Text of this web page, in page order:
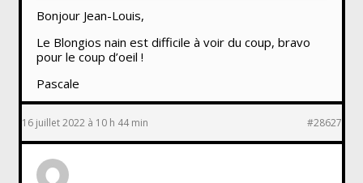
Bonjour Jean-Louis,
Le Blongios nain est difficile à voir du coup, bravo
pour le coup d’oeil !
Pascale
16 juillet 2022 à 10 h 44 min #28627